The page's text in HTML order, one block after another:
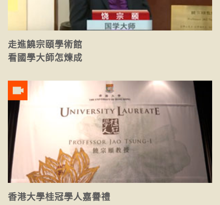
走進饒宗頤學術館
看國學大師怎煉成
香港大學桂冠學人嘉譽禮